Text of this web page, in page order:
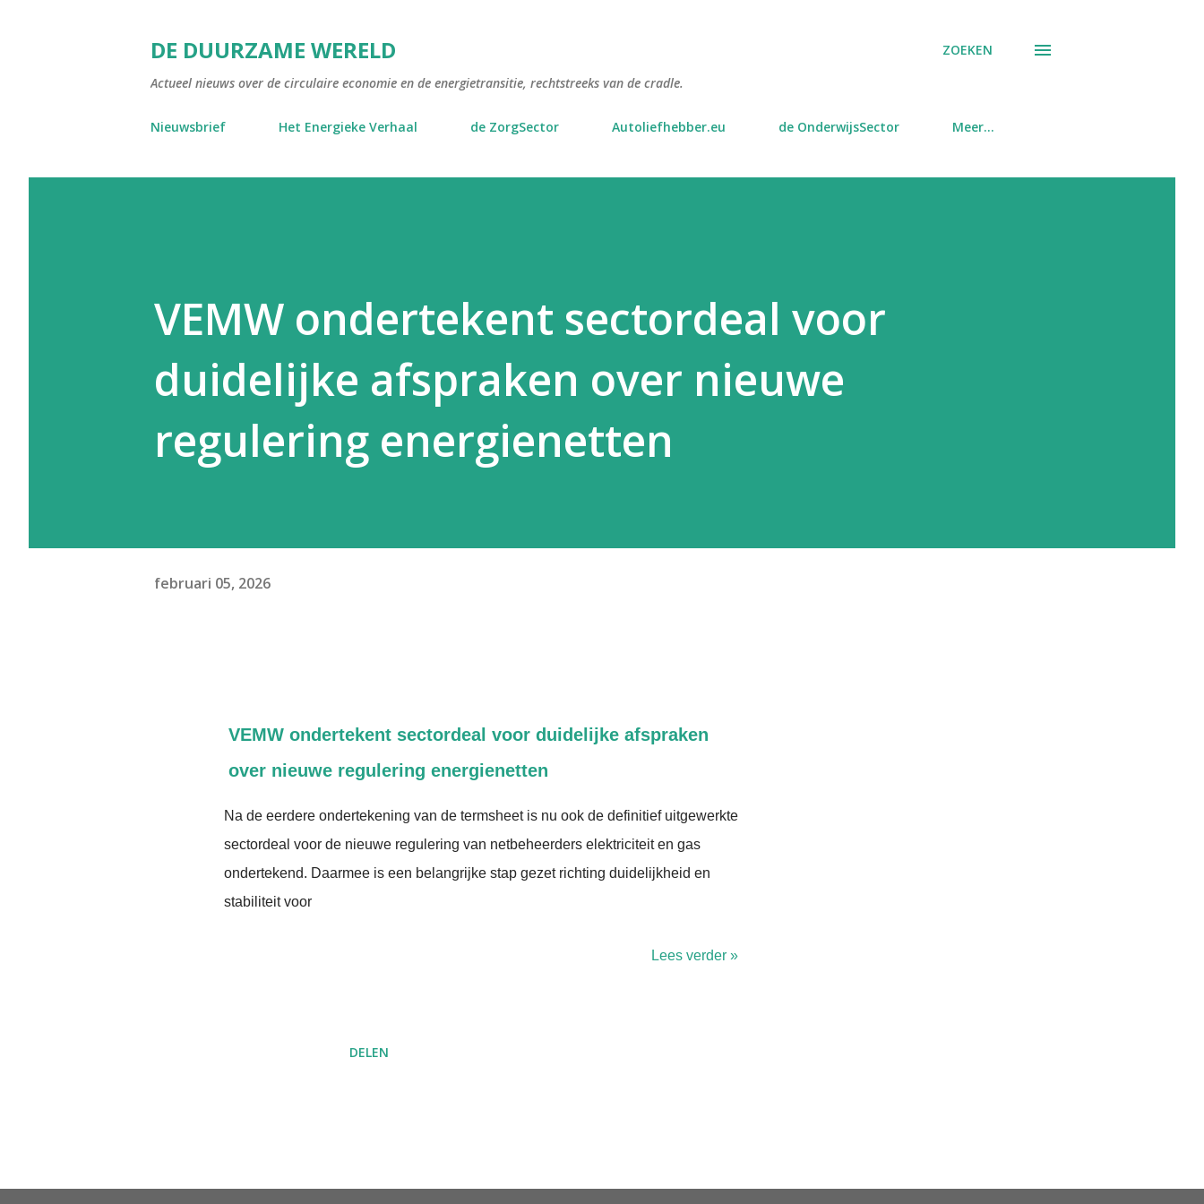
DE DUURZAME WERELD
Actueel nieuws over de circulaire economie en de energietransitie, rechtstreeks van de cradle.
ZOEKEN
Nieuwsbrief Het Energieke Verhaal de ZorgSector Autoliefhebber.eu de OnderwijsSector Meer…
VEMW ondertekent sectordeal voor
duidelijke afspraken over nieuwe
regulering energienetten
februari 05, 2026
VEMW ondertekent sectordeal voor duidelijke afspraken
over nieuwe regulering energienetten
Na de eerdere ondertekening van de termsheet is nu ook de definitief uitgewerkte
sectordeal voor de nieuwe regulering van netbeheerders elektriciteit en gas
ondertekend. Daarmee is een belangrijke stap gezet richting duidelijkheid en
stabiliteit voor
Lees verder »
DELEN